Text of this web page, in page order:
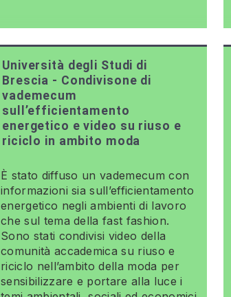
Università degli Studi di
Brescia - Condivisone di
vademecum
sull’efficientamento
energetico e video su riuso e
riciclo in ambito moda
È stato diffuso un vademecum con
informazioni sia sull’efficientamento
energetico negli ambienti di lavoro
che sul tema della fast fashion.
Sono stati condivisi video della
comunità accademica su riuso e
riciclo nell’ambito della moda per
sensibilizzare e portare alla luce i